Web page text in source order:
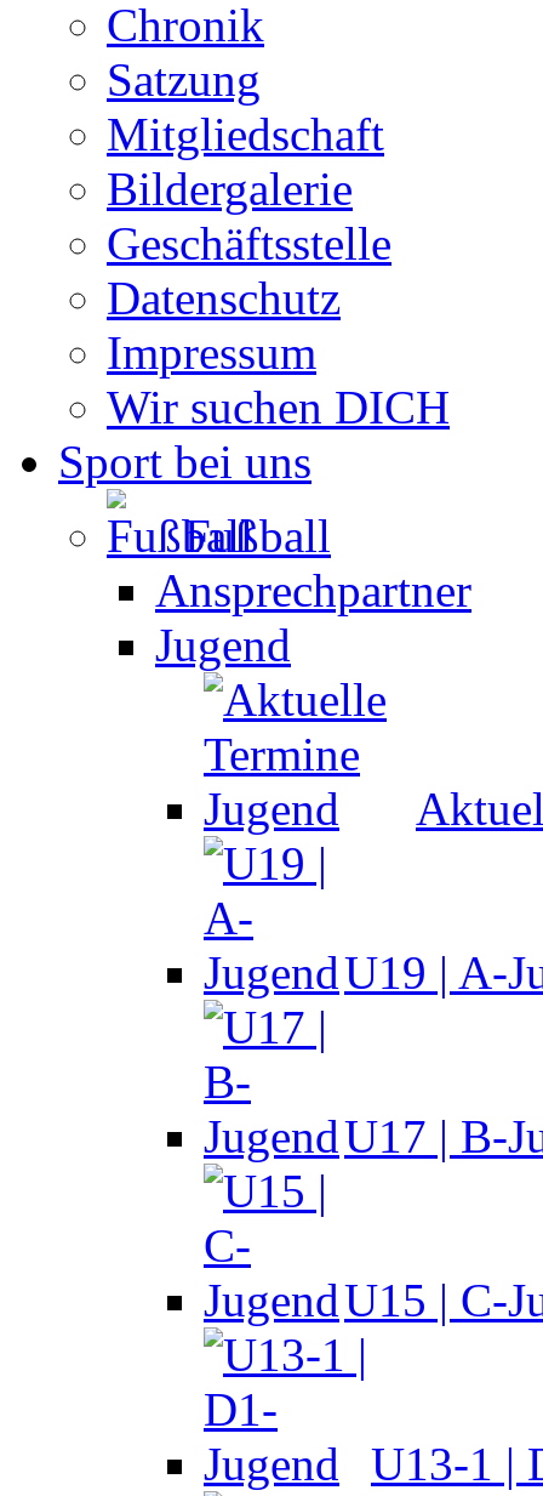
Chronik
Satzung
Mitgliedschaft
Bildergalerie
Geschäftsstelle
Datenschutz
Impressum
Wir suchen DICH
Sport bei uns
Fußball
Ansprechpartner
Jugend
U19 | A-
U17 | B-
U15 | C-
U13-1 |